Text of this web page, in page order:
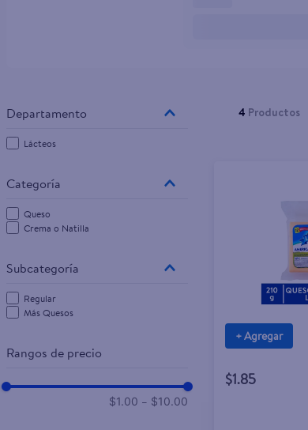
Lácteos
Queso
Crema o Natilla
Regular
Más Quesos
Rangos de precio
$1.00 – $10.00
4 Productos
+ Agregar
$1.85